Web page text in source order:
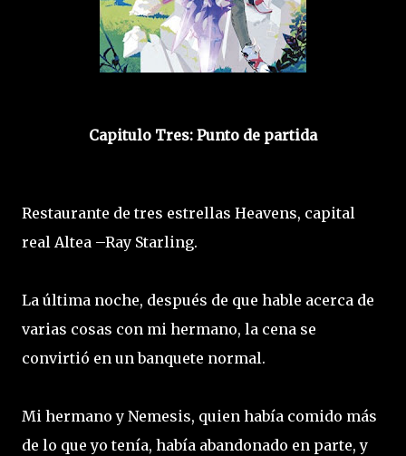
Capitulo Tres: Punto de partida
Restaurante de tres estrellas Heavens, capital
real Altea –Ray Starling.
La última noche, después de que hable acerca de
varias cosas con mi hermano, la cena se
convirtió en un banquete normal.
Mi hermano y Nemesis, quien había comido más
de lo que yo tenía, había abandonado en parte, y